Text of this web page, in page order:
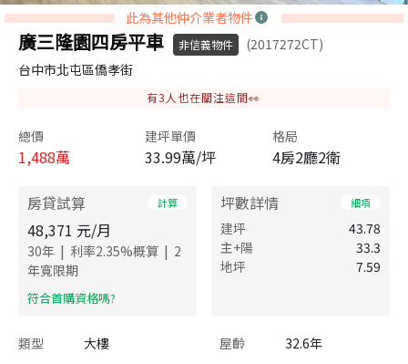
此為其他仲介業者物件
廣三隆園四房平車 非信義物件
(2017272CT)
台中市北屯區僑孝街
有3 人也在關注這間👀
總價
1,488萬
建坪單價
33.99萬/坪
格局
4房2廳2衛
房貸試算 計算
48,371 元/月
30年 | 利率2.35%概算 | 2
年寬限期
​符合首購資格嗎?
坪數詳情 細項
建坪
43.78
主+陽
33.3
地坪
7.59
類型 大樓 屋齡
32.6年